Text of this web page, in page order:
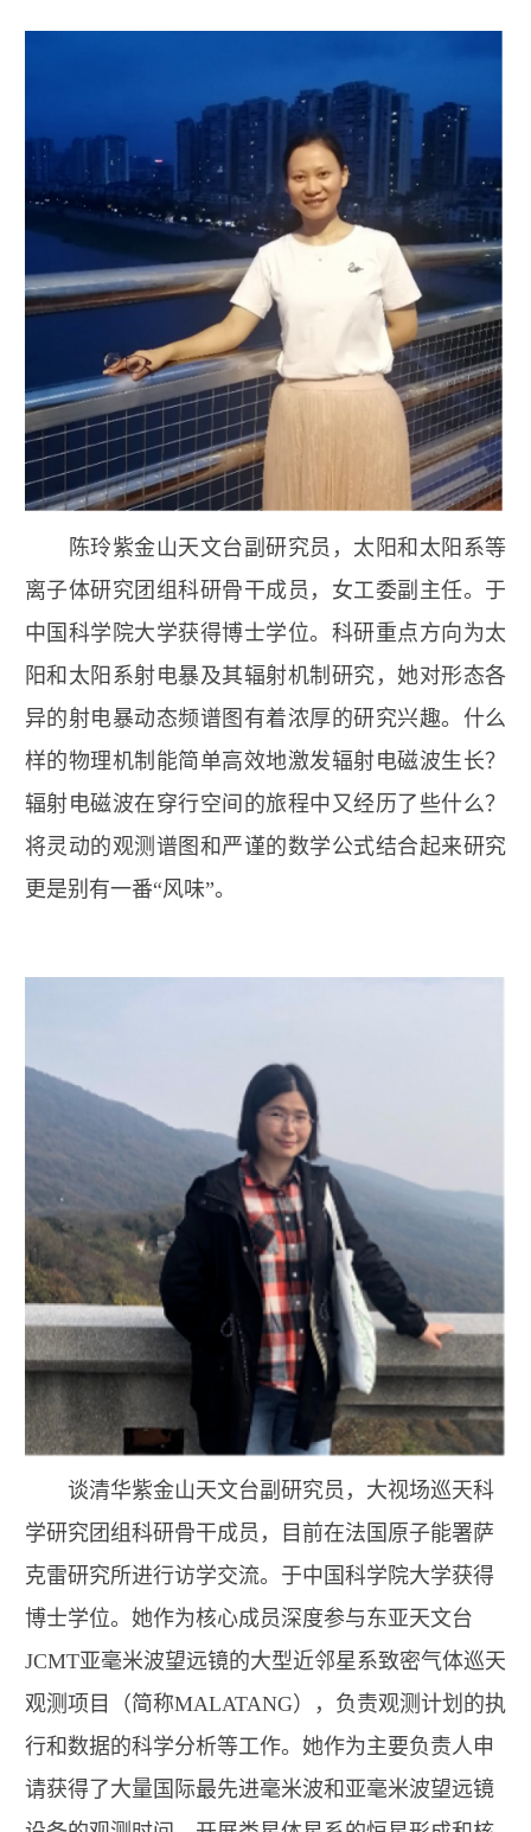
陈玲紫金山天文台副研究员，太阳和太阳系等
离子体研究团组科研骨干成员，女工委副主任。于
中国科学院大学获得博士学位。科研重点方向为太
阳和太阳系射电暴及其辐射机制研究，她对形态各
异的射电暴动态频谱图有着浓厚的研究兴趣。什么
样的物理机制能简单高效地激发辐射电磁波生长？
辐射电磁波在穿行空间的旅程中又经历了些什么？
将灵动的观测谱图和严谨的数学公式结合起来研究
更是别有一番“风味”。
谈清华紫金山天文台副研究员，大视场巡天科
学研究团组科研骨干成员，目前在法国原子能署萨
克雷研究所进行访学交流。于中国科学院大学获得
博士学位。她作为核心成员深度参与东亚天文台
JCMT亚毫米波望远镜的大型近邻星系致密气体巡天
观测项目（简称MALATANG），负责观测计划的执
行和数据的科学分析等工作。她作为主要负责人申
请获得了大量国际最先进毫米波和亚毫米波望远镜